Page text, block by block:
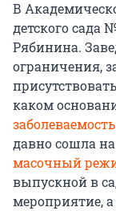
В
детского сада
Рябинина.
ограничения,
каком
давно сошла
масочный
выпускной в
мероприятие,